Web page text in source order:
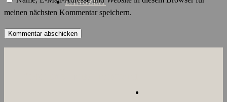
LANGZEIT
meinen nächsten Kommentar speichern.